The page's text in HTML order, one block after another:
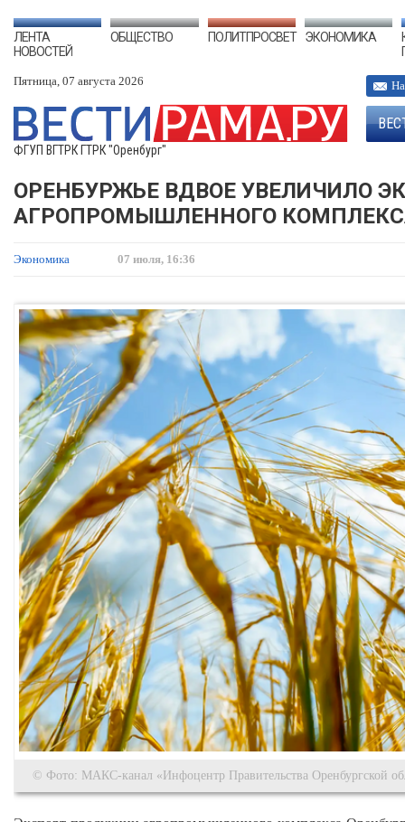
ЛЕНТА
НОВОСТЕЙ
ОБЩЕСТВО ПОЛИТПРОСВЕТ ЭКОНОМИКА
Пятница, 07 августа 2026
ФГУП ВГТРК ГТРК "Оренбург"
ОРЕНБУРЖЬЕ ВДВОЕ УВЕЛИЧИЛО
АГРОПРОМЫШЛЕННОГО
Экономика 07 июля, 16:36
© Фото: МАКС-канал «Инфоцентр Правительства Оренбургской